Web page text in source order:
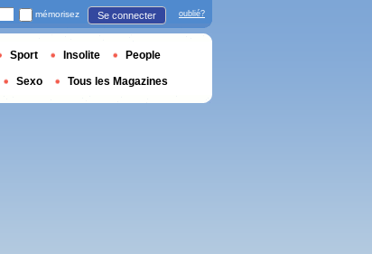
mémorisez Se connecter oublié?
Sport Insolite People
Sexo Tous les Magazines